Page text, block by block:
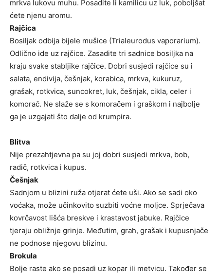
mrkva lukovu muhu. Posadite li kamilicu uz luk, poboljšat
ćete njenu aromu.
Rajčica
Bosiljak odbija bijele mušice (Trialeurodus vaporarium).
Odlično ide uz rajčice. Zasadite tri sadnice bosiljka na
kraju svake stabljike rajčice. Dobri susjedi rajčice su i
salata, endivija, češnjak, korabica, mrkva, kukuruz,
grašak, rotkvica, suncokret, luk, češnjak, cikla, celer i
komorač. Ne slaže se s komoračem i graškom i najbolje
ga je uzgajati što dalje od krumpira.
Blitva
Nije prezahtjevna pa su joj dobri susjedi mrkva, bob,
radič, rotkvica i kupus.
Češnjak
Sadnjom u blizini ruža otjerat ćete uši. Ako se sadi oko
voćaka, može učinkovito suzbiti voćne moljce. Sprječava
kovrčavost lišća breskve i krastavost jabuke. Rajčice
tjeraju obližnje grinje. Međutim, grah, grašak i kupusnjače
ne podnose njegovu blizinu.
Brokula
Bolje raste ako se posadi uz kopar ili metvicu. Također se